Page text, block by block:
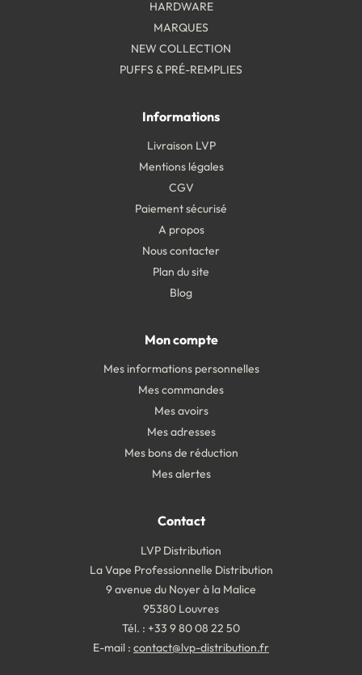
HARDWARE
MARQUES
NEW COLLECTION
PUFFS & PRÉ-REMPLIES
Informations
Livraison LVP
Mentions légales
CGV
Paiement sécurisé
A propos
Nous contacter
Plan du site
Blog
Mon compte
Mes informations personnelles
Mes commandes
Mes avoirs
Mes adresses
Mes bons de réduction
Mes alertes
Contact
LVP Distribution
La Vape Professionnelle Distribution
9 avenue du Noyer à la Malice
95380 Louvres
Tél. : +33 9 80 08 22 50
E-mail : contact@lvp-distribution.fr